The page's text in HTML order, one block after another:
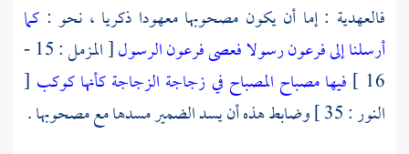
فالعهدية : إما أن يكون مصحوبها معهودا ذكريا ، نحو : كما
أرسلنا إلى فرعون رسولافعصى فرعون الرسول
[ المزمل : 15 -
16 ] فيها مصباح المصباح في زجاجة الزجاجة كأنها كوكب [
النور : 35 ] وضابط هذه أن يسد الضمير مسدها مع مصحوبها .